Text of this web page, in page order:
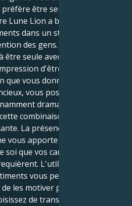
être seule avec ses
Lune Lion a besoin
dans un style fort et tape-
des gens. Votre nature
seule avec ses sentiments.
d'être en désaccord
que vous donniez l'impression
vous possédez en réalité
dramatique et
combinaison est
La présence de la Lune en
vous apporte la confiance en
soi que vos caractéristiques
L'utilisation de tout
vous permet de vous
les motiver par l'expression
de transmettre.